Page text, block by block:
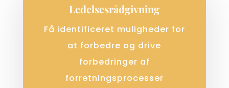
Ledelsesrådgivning
Få identificeret muligheder for
at forbedre og drive
forbedringer af
forretningsprocesser